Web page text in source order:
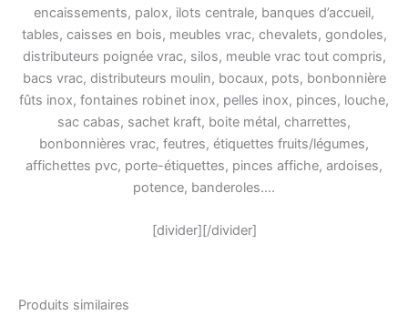
encaissements, palox, ilots centrale, banques d’accueil,
tables, caisses en bois, meubles vrac, chevalets, gondoles,
distributeurs poignée vrac, silos, meuble vrac tout compris,
bacs vrac, distributeurs moulin, bocaux, pots, bonbonnière
fûts inox, fontaines robinet inox, pelles inox, pinces, louche,
sac cabas, sachet kraft, boite métal, charrettes,
bonbonnières vrac, feutres, étiquettes fruits/légumes,
affichettes pvc, porte-étiquettes, pinces affiche, ardoises,
potence, banderoles….
[divider][/divider]
Produits similaires